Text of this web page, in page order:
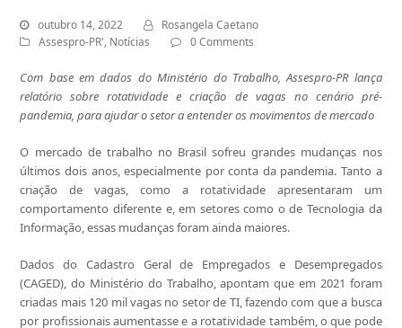
outubro 14, 2022
Rosangela Caetano
Assespro-PR', Notícias 0 Comments
Com base em dados do Ministério do Trabalho, Assespro-PR lança
relatório sobre rotatividade e criação de vagas no cenário pré-
pandemia, para ajudar o setor a entender os movimentos de mercado
O mercado de trabalho no Brasil sofreu grandes mudanças nos
últimos dois anos, especialmente por conta da pandemia. Tanto a
criação de vagas, como a rotatividade apresentaram um
comportamento diferente e, em setores como o de Tecnologia da
Informação, essas mudanças foram ainda maiores.
Dados do Cadastro Geral de Empregados e Desempregados
(CAGED), do Ministério do Trabalho, apontam que em 2021 foram
criadas mais 120 mil vagas no setor de TI, fazendo com que a busca
por profissionais aumentasse e a rotatividade também, o que pode